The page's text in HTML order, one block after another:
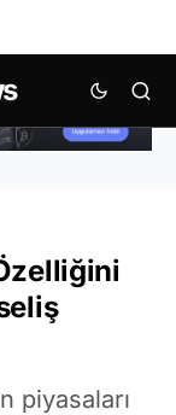
piyasaları